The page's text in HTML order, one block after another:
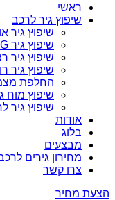
ראשי
שיפוץ גיר לרכב
שיפוץ גיר
שיפוץ גיר DSG כפול מצמדים
שיפוץ גיר
שיפוץ גיר
החלפת
שיפוץ מוח
שיפוץ גיר
אודות
בלוג
מבצעים
מחירון גירים
צרו קשר
הצעת מחיר